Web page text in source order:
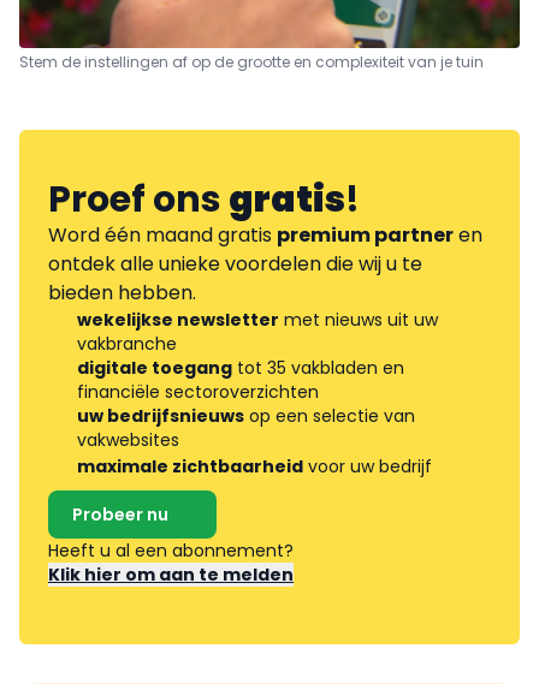
Stem de instellingen af op de grootte en complexiteit van je tuin
Proef onsgratis!
Word één maand gratis premium partneren
ontdek alle unieke voordelen die wij u te
bieden hebben.
wekelijkse newsletter met nieuws uit uw
vakbranche
digitale toegang tot 35 vakbladen en
financiële sectoroverzichten
uw bedrijfsnieuws op een selectie van
vakwebsites
maximale zichtbaarheid voor uw bedrijf
Probeer nu
Heeft u al een abonnement?
Klik hier om aan te melden